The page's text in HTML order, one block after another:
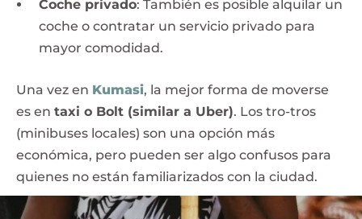
Coche privado: También es posible alquilar un
coche o contratar un servicio privado para
mayor comodidad.
Una vez en Kumasi, la mejor forma de moverse
es en taxi o Bolt (similar a Uber). Los tro-tros
(minibuses locales) son una opción más
económica, pero pueden ser algo confusos para
quienes no están familiarizados con la ciudad.